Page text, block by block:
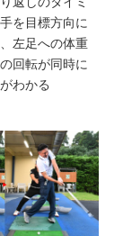
を目標方向に
左足への体重
回転が同時に
わかる